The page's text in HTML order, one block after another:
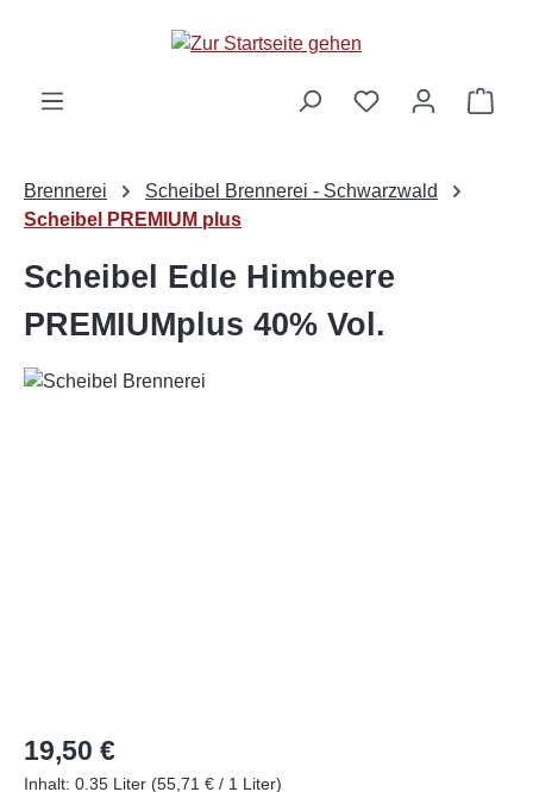
Brennerei
Scheibel Brennerei - Schwarzwald
Scheibel PREMIUM plus
Scheibel Edle Himbeere
PREMIUMplus 40% Vol.
19,50 €
Inhalt: 0.35 Liter (55,71 € / 1 Liter)